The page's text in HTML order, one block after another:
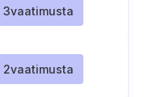
3vaatimusta
2vaatimusta